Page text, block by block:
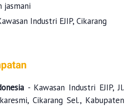
jasmani
Industri EJIP, Cikarang
- Kawasan Industri EJIP, Jl.
Cikarang Sel., Kabupaten